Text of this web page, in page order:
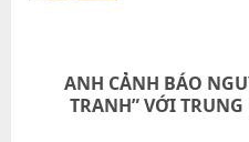
Next
ANH CẢNH BÁO
TRANH” VỚI